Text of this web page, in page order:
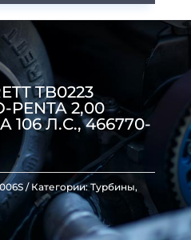
TB0223
PENTA 2,00
106 Л.С., 466770-
Категории:Турбины,